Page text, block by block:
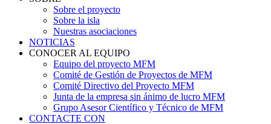
Sobre el proyecto
Sobre la isla
Nuestras asociaciones
NOTICIAS
CONOCER AL EQUIPO
Equipo del proyecto MFM
Comité de Gestión de Proyectos de MFM
Comité Directivo del Proyecto MFM
Junta de la empresa sin ánimo de lucro MFM
Grupo Asesor Científico y Técnico de MFM
CONTACTE CON